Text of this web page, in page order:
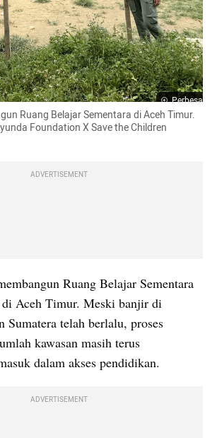
Perbesar
Ruang Belajar Sementara di Aceh Timur.
Foundation X Save the Children
ADVERTISEMENT
Ruang Belajar Sementara
di Aceh Timur. Meski banjir di
Sumatera telah berlalu, proses
kawasan masih terus
dalam akses pendidikan.
ADVERTISEMENT